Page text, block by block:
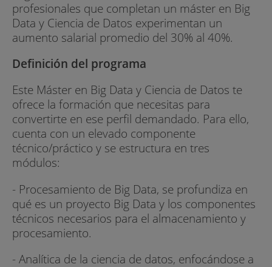
profesionales que completan un máster en Big
Data y Ciencia de Datos experimentan un
aumento salarial promedio del 30% al 40%.
Definición del programa
Este Máster en Big Data y Ciencia de Datos te
ofrece la formación que necesitas para
convertirte en ese perfil demandado. Para ello,
cuenta con un elevado componente
técnico/práctico y se estructura en tres
módulos:
- Procesamiento de Big Data, se profundiza en
qué es un proyecto Big Data y los componentes
técnicos necesarios para el almacenamiento y
procesamiento.
- Analítica de la ciencia de datos, enfocándose a